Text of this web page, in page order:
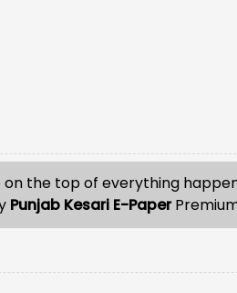
on the top of everything
Punjab Kesari E-Paper